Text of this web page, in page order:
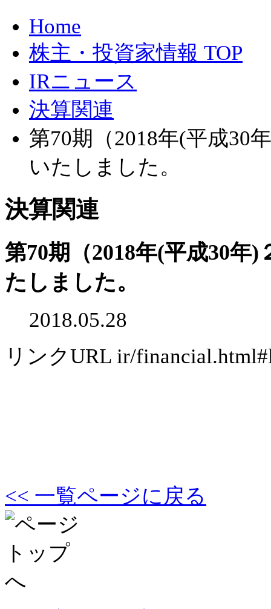
Home
株主・投資家情報 TOP
IRニュース
決算関連
第70期（2018年(平成30
いたしました。
決算関連
第70期（2018年(平成30年
たしました。
2018.05.28
リンクURL ir/
<< 一覧ページに戻る